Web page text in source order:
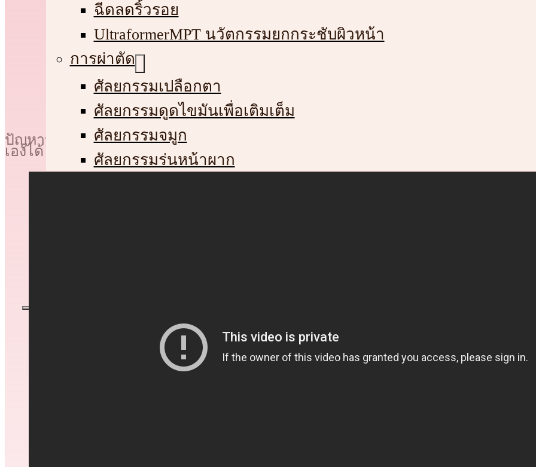
ฉีดลดริ้วรอย
UltraformerMPT นวัตกรรมยกกระชับผิวหน้า
การผ่าตัด
ศัลยกรรมเปลือกตา
ศัลยกรรมดูดไขมันเพื่อเติมเต็ม
ศัลยกรรมจมูก
ศัลยกรรมร่นหน้าผาก
ปัญหาหัวล้านเป็นปัญหาที่พบบ่อยในทั้งผู้ชายและผู้หญิง ซึ่งสามารถสร้างความกังวลแ
เองได้ บทความนี้จะพาคุณไปรู้จักกับหัวล้านในแง่มุมต่าง ๆ ดังนี้